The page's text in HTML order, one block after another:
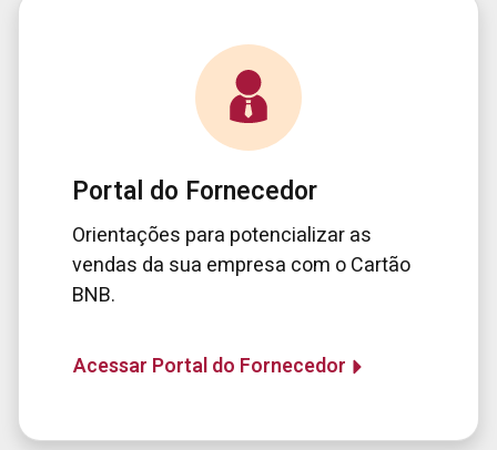
Portal do Fornecedor
Orientações para potencializar as
vendas da sua empresa com o Cartão
BNB.
Acessar Portal do Fornecedor